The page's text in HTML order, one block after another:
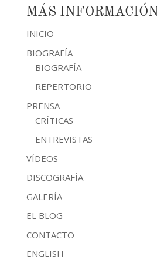
MÁS INFORMACIÓN
INICIO
BIOGRAFÍA
BIOGRAFÍA
REPERTORIO
PRENSA
CRÍTICAS
ENTREVISTAS
VÍDEOS
DISCOGRAFÍA
GALERÍA
EL BLOG
CONTACTO
ENGLISH